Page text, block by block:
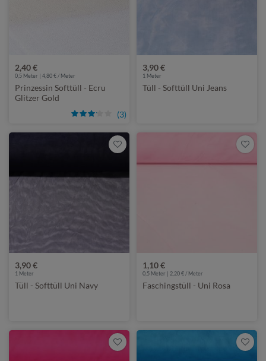
2,40 €
(3)
0,5 Meter | 4,80 € / Meter
Prinzessin Softtüll - Ecru
Glitzer Gold
3,90 €
1 Meter
Tüll - Softtüll Uni Jeans
3,90 €
1 Meter
Tüll - Softtüll Uni Navy
1,10 €
0,5 Meter | 2,20 € / Meter
Faschingstüll - Uni Rosa